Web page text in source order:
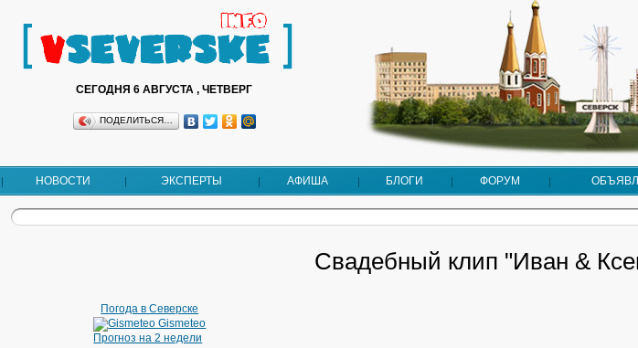
СЕГОДНЯ 6 АВГУСТА , ЧЕТВЕРГ
ПОДЕЛИТЬСЯ…
НОВОСТИ ЭКСПЕРТЫ АФИША БЛОГИ ФОРУМ
Погода в Северске
Gismeteo
Прогноз на 2 недели
Свадебный клип "Иван &